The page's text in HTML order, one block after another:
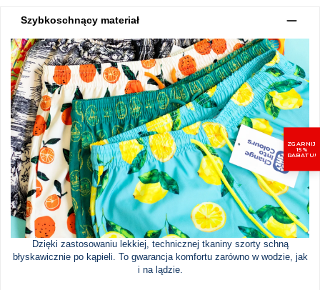
Szybkoschnący materiał
Dzięki zastosowaniu lekkiej, technicznej tkaniny szorty schną
błyskawicznie po kąpieli. To gwarancja komfortu zarówno w wodzie, jak
i na lądzie.
ZGARNIJ
15%
RABATU!